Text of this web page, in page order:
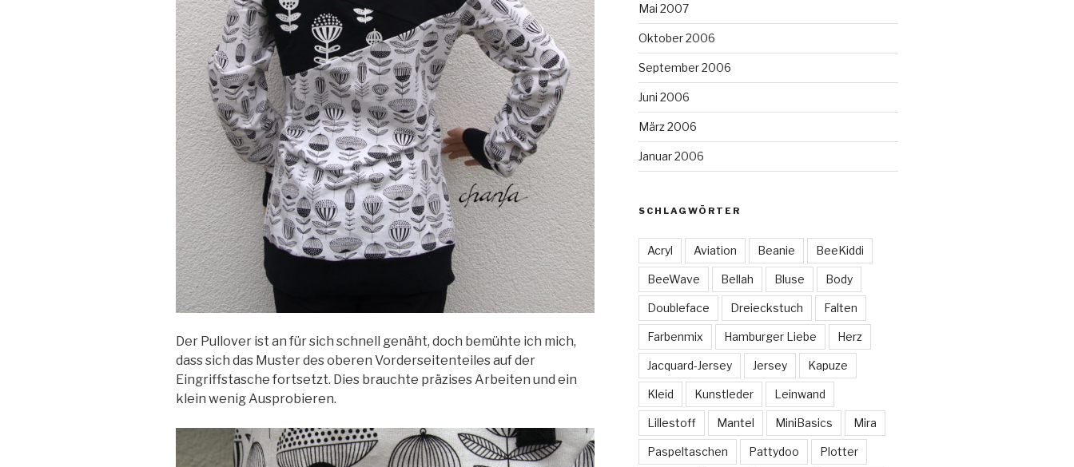
Der Pullover ist an für sich schnell genäht, doch bemühte ich mich,
dass sich das Muster des oberen Vorderseitenteiles auf der
Eingriffstasche fortsetzt. Dies brauchte präzises Arbeiten und ein
klein wenig Ausprobieren.
Mai 2007
Oktober 2006
September 2006
Juni 2006
März 2006
Januar 2006
SCHLAGWÖRTER
Acryl Aviation Beanie BeeKiddi
BeeWave Bellah Bluse Body
Doubleface Dreieckstuch Falten
Farbenmix Hamburger Liebe Herz
Jacquard-Jersey Jersey Kapuze
Kleid Kunstleder Leinwand
Lillestoff Mantel MiniBasics Mira
Paspeltaschen Pattydoo Plotter